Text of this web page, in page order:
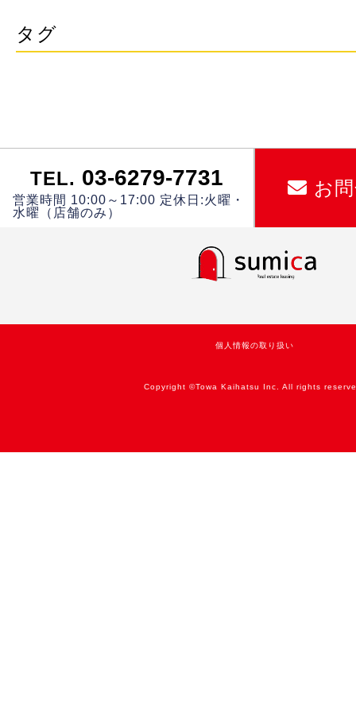
タグ
TEL. 03-6279-7731
営業時間 10:00～17:00 定休日:火曜・
水曜（店舗のみ）
お
個人情報の取り扱い
Copyright ©Towa Kaihatsu Inc. All rights